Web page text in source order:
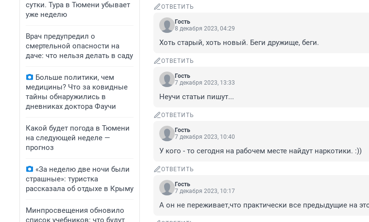
сутки. Тура в Тюмени убывает
уже неделю
Врач предупредил о
смертельной опасности на
даче: что нельзя делать в саду
Больше политики, чем
медицины? Что за ковидные
тайны обнаружились в
дневниках доктора Фаучи
Какой будет погода в Тюмени
на следующей неделе —
прогноз
«За неделю две ночи были
страшные»: туристка
рассказала об отдыхе в Крыму
Минпросвещения обновило
список учебников: что будут
ОТВЕТИТЬ
Гость
8 декабря 2023, 04:29
Хоть старый, хоть новый. Беги дружище, беги.
ОТВЕТИТЬ
Гость
7 декабря 2023, 13:33
Неучи статьи пишут...
ОТВЕТИТЬ
Гость
7 декабря 2023, 10:40
У кого - то сегодня на рабочем месте найдут наркотики. :))
ОТВЕТИТЬ
Гость
7 декабря 2023, 10:17
А он не переживает,что практически все предыдущие на